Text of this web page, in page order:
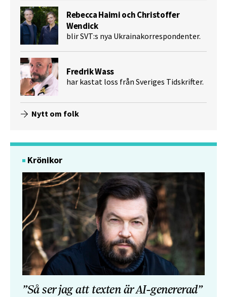
Rebecca Haimi och Christoffer
Wendick
blir SVT:s nya Ukrainakorrespondenter.
Fredrik Wass
har kastat loss från Sveriges Tidskrifter.
Nytt om folk
Krönikor
”Så ser jag att texten är AI-genererad”